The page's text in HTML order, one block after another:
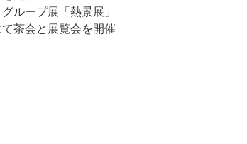
ープ展「熱景展」
会と展覧会を開催